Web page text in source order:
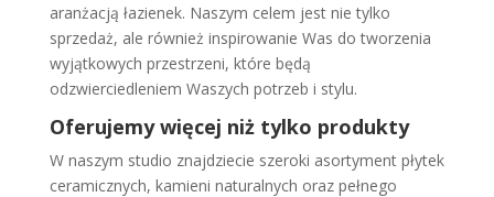
aranżacją łazienek. Naszym celem jest nie tylko
sprzedaż, ale również inspirowanie Was do tworzenia
wyjątkowych przestrzeni, które będą
odzwierciedleniem Waszych potrzeb i stylu.
Oferujemy więcej niż tylko produkty
W naszym studio znajdziecie szeroki asortyment płytek
ceramicznych, kamieni naturalnych oraz pełnego